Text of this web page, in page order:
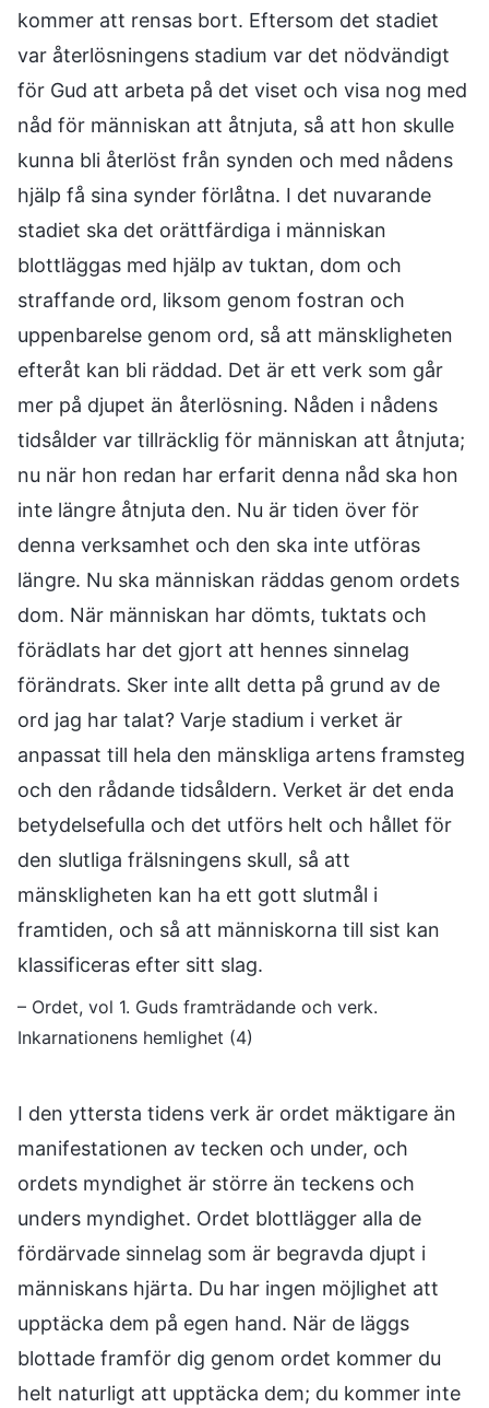
kommer att rensas bort. Eftersom det stadiet
var återlösningens stadium var det nödvändigt
för Gud att arbeta på det viset och visa nog med
nåd för människan att åtnjuta, så att hon skulle
kunna bli återlöst från synden och med nådens
hjälp få sina synder förlåtna. I det nuvarande
stadiet ska det orättfärdiga i människan
blottläggas med hjälp av tuktan, dom och
straffande ord, liksom genom fostran och
uppenbarelse genom ord, så att mänskligheten
efteråt kan bli räddad. Det är ett verk som går
mer på djupet än återlösning. Nåden i nådens
tidsålder var tillräcklig för människan att åtnjuta;
nu när hon redan har erfarit denna nåd ska hon
inte längre åtnjuta den. Nu är tiden över för
denna verksamhet och den ska inte utföras
längre. Nu ska människan räddas genom ordets
dom. När människan har dömts, tuktats och
förädlats har det gjort att hennes sinnelag
förändrats. Sker inte allt detta på grund av de
ord jag har talat? Varje stadium i verket är
anpassat till hela den mänskliga artens framsteg
och den rådande tidsåldern. Verket är det enda
betydelsefulla och det utförs helt och hållet för
den slutliga frälsningens skull, så att
mänskligheten kan ha ett gott slutmål i
framtiden, och så att människorna till sist kan
klassificeras efter sitt slag.
– Ordet, vol 1. Guds framträdande och verk.
Inkarnationens hemlighet (4)
I den yttersta tidens verk är ordet mäktigare än
manifestationen av tecken och under, och
ordets myndighet är större än teckens och
unders myndighet. Ordet blottlägger alla de
fördärvade sinnelag som är begravda djupt i
människans hjärta. Du har ingen möjlighet att
upptäcka dem på egen hand. När de läggs
blottade framför dig genom ordet kommer du
helt naturligt att upptäcka dem; du kommer inte